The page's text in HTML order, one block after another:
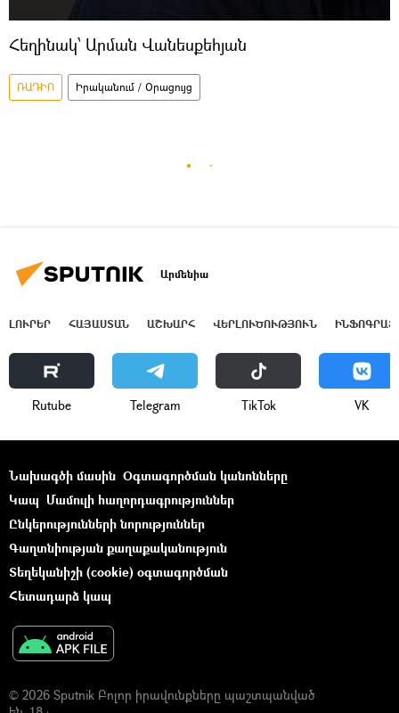
Հեղինակ՝ Արման Վանեսքեհյան
ՌԱԴԻՈ Իրականում / Օրացույց
Արմենիա
ԼՈՒՐԵՐ ՀԱՅԱՍՏԱՆ ԱՇԽԱՐՀ ՎԵՐԼՈՒԾՈՒԹՅՈՒՆ
Rutube Telegram ТikТоk VK
Նախագծի մասին Օգտագործման կանոնները
Կապ Մամուլի հաղորդագրություններ
Ընկերությունների նորություններ
Գաղտնիության քաղաքականություն
Տեղեկանիշի (cookie) օգտագործման
Հետադարձ կապ
© 2026 Sputnik Բոլոր իրավունքները պաշտպանված